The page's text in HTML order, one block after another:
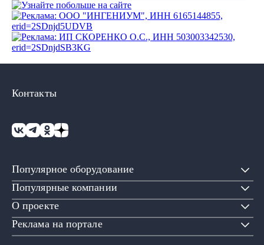
Популярное оборудование
Популярные компании
О проекте
Реклама на портале
Контакты